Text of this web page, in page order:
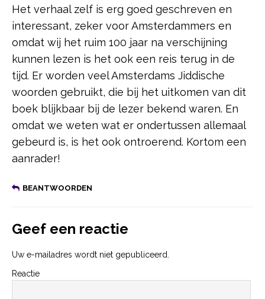
Het verhaal zelf is erg goed geschreven en
interessant, zeker voor Amsterdammers en
omdat wij het ruim 100 jaar na verschijning
kunnen lezen is het ook een reis terug in de
tijd. Er worden veel Amsterdams Jiddische
woorden gebruikt, die bij het uitkomen van dit
boek blijkbaar bij de lezer bekend waren. En
omdat we weten wat er ondertussen allemaal
gebeurd is, is het ook ontroerend. Kortom een
aanrader!
BEANTWOORDEN
Geef een reactie
Uw e-mailadres wordt niet gepubliceerd.
Reactie